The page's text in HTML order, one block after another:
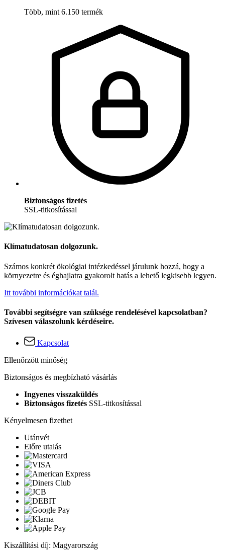
Több, mint 6.150 termék
Biztonságos fizetés
SSL-titkosítással
Klímatudatosan dolgozunk.
Számos konkrét ökológiai intézkedéssel járulunk hozzá, hogy a
környezetre és éghajlatra gyakorolt hatás a lehető legkisebb legyen.
Itt további információkat talál.
További segítségre van szüksége rendelésével kapcsolatban?
Szívesen válaszolunk kérdéseire.
Kapcsolat
Ellenőrzött minőség
Biztonságos és megbízható vásárlás
Ingyenes visszaküldés
Biztonságos fizetés SSL-titkosítással
Kényelmesen fizethet
Utánvét
Előre utalás
Kiszállítási díj: Magyarország